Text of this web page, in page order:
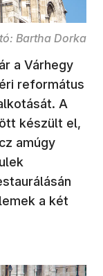
Bartha Dorka
a Várhegy
református
A
készült el,
amúgy
a két